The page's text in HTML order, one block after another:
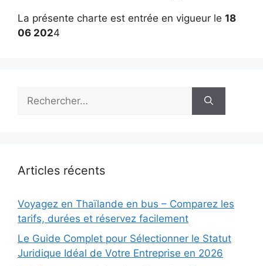
La présente charte est entrée en vigueur le 18
06 2024
Rechercher :
Articles récents
Voyagez en Thaïlande en bus – Comparez les
tarifs, durées et réservez facilement
Le Guide Complet pour Sélectionner le Statut
Juridique Idéal de Votre Entreprise en 2026